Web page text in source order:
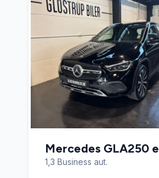
Mercedes GLA250 e
1,3 Business aut.